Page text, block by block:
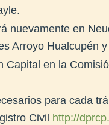
nuevamente en
Arroyo Hualcupén
en la
para cada
Civil
http://